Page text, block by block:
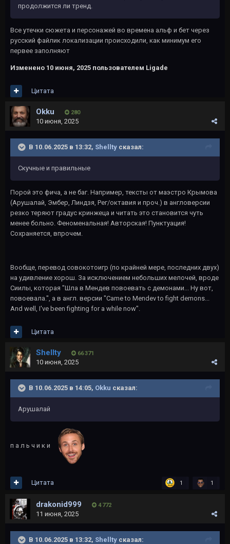
продолжится ли тренд.
Все утечки сюжета и персонажей во времена альф и бет через
русский файлик локализации происходили, как минимум его
первее заполняют
Изменено 10 июня, 2025 пользователем Ligade
Цитата
Okku 280
10 июня, 2025
В 10.06.2025 в 13:32, Shellty сказал:
Скучные и правильные
Порой это фича, а не баг. Например, тексты от маэстро Крымова
(Арушалай, Эмбер, Линдзя, Рег/октавия и проч.) в англоверсии
резко теряют градус кринжеца и читать это становится чуть
менее больно. Феноменальная! Авторская! Пунктуация!
Сохраняется, впрочем.
Вообще, перевод совокотоигр (по крайней мере, последних двух)
на удивление хорош. За исключением небольших мелочей, вроде
Сиилы, которая "Шла в Мендев повоевать с демонами... Ну вот,
повоевала.", а в англ. версии "Came to Mendev to fight demons...
And well, I've been fighting for a while now".
Цитата
Shellty 66 371
10 июня, 2025
В 10.06.2025 в 14:05, Okku сказал:
Арушалай
п а л ь ч и к и
1 1
Цитата
drakonid999 4 772
11 июня, 2025
В 10.06.2025 в 13:32, Shellty сказал: